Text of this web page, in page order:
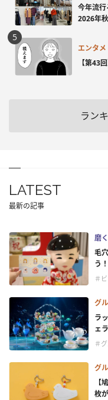
今年流
2026年
エンタメ
【第43
ラン
LATEST
最新の記事
磨く
毛
う
＃
グ
ラ
ェ
＃
グ
枚